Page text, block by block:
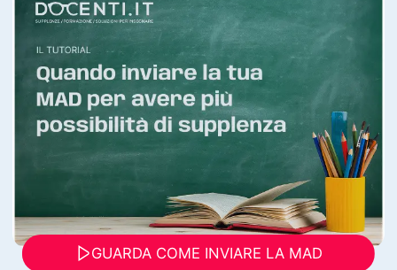
GUARDA COME INVIARE LA MAD